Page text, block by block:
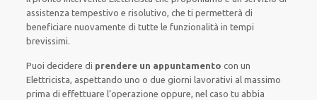
assistenza tempestivo e risolutivo, che tipermetterà di
beneficiare nuovamente di tutte le funzionalità in tempi
brevissimi.
Puoi decidere di prendere un appuntamento con un
Elettricista, aspettandouno o due giorni lavorativi al massimo
prima dieffettuare l’operazione oppure, nel caso tu abbia